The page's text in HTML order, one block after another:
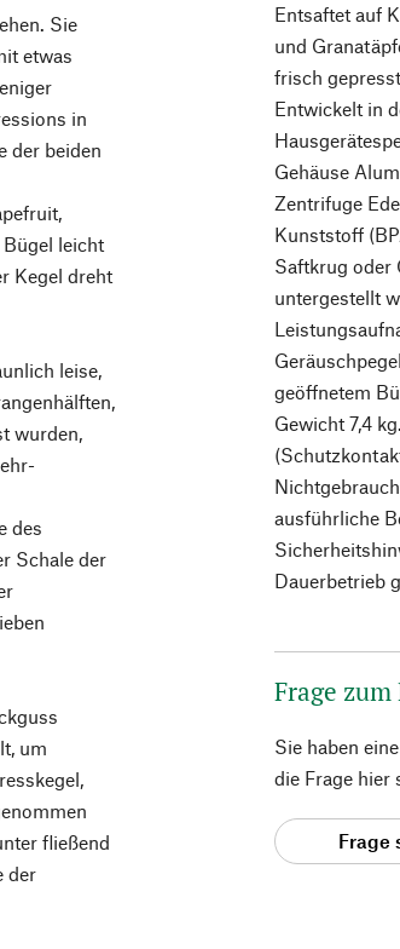
Sie
etwas
in
der beiden
leicht
Kegel dreht
leise,
wurden,
des
Schale der
um
fließend
der
Entsaftet auf
und
frisch
Entwickelt in
Gehäuse
Zentrifuge
Kunststoff
Saftkrug oder
untergestellt
geöffnetem
Gewicht 7,4
ausführliche
Dauerbetrieb
Frage
Sie haben
die Frage hier
Frage